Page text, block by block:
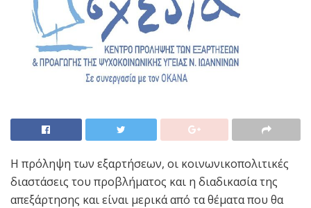
Η πρόληψη των εξαρτήσεων, οι κοινωνικοπολιτικές
διαστάσεις του προβλήματος και η διαδικασία της
απεξάρτησης και είναι μερικά από τα θέματα που θα